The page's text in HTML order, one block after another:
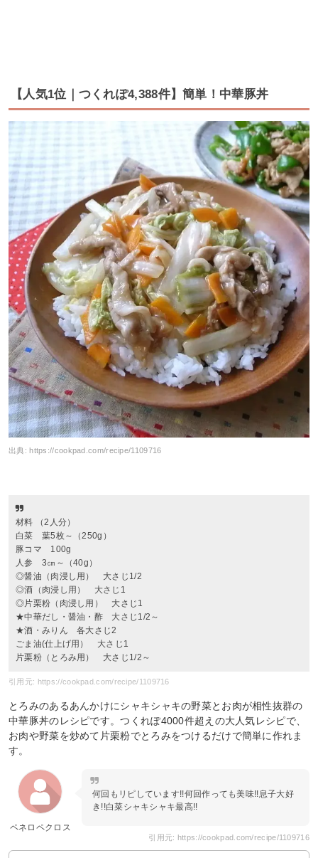
【人気1位｜つくれぽ4,388件】簡単！中華豚丼
出典: https://cookpad.com/recipe/1109716
材料 （2人分）
白菜 葉5枚～（250g）
豚コマ 100g
人参 3㎝～（40g）
◎醤油（肉浸し用） 大さじ1/2
◎酒（肉浸し用） 大さじ1
◎片栗粉（肉浸し用） 大さじ1
★中華だし・醤油・酢 大さじ1/2～
★酒・みりん 各大さじ2
ごま油(仕上げ用） 大さじ1
片栗粉（とろみ用） 大さじ1/2～
引用元: https://cookpad.com/recipe/1109716
とろみのあるあんかけにシャキシャキの野菜とお肉が相性抜群の
中華豚丼のレシピです。つくれぽ4000件超えの大人気レシピで、
お肉や野菜を炒めて片栗粉でとろみをつけるだけで簡単に作れま
す。
ペネロペクロス
何回もリピしています!!何回作っても美味!!息子大好
き!!白菜シャキシャキ最高!!
引用元: https://cookpad.com/recipe/1109716